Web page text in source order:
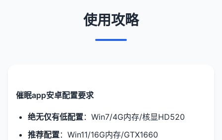
使用攻略
催眠app安卓配置要求
​绝无仅有低配置​​：Win7/4G内存/核显HD520
​推荐配置​​：Win11/16G内存/GTX1660